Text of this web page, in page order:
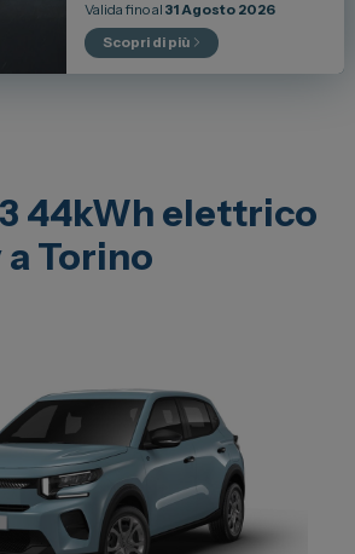
Valida fino al 31 Agosto 2026
Scopri di più
44kWh elettrico
a Torino